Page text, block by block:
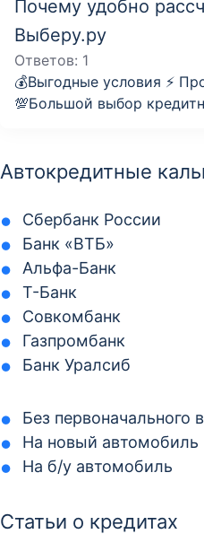
Почему удобно
Выберу.ру
Ответов: 1
💰Выгодные условия ⚡️
💯Большой выбор
Автокредитные
Сбербанк России
Банк «ВТБ»
Альфа-Банк
Т-Банк
Совкомбанк
Газпромбанк
Банк Уралсиб
Без первоначального
На новый автомобиль
На б/у автомобиль
Статьи о кредитах